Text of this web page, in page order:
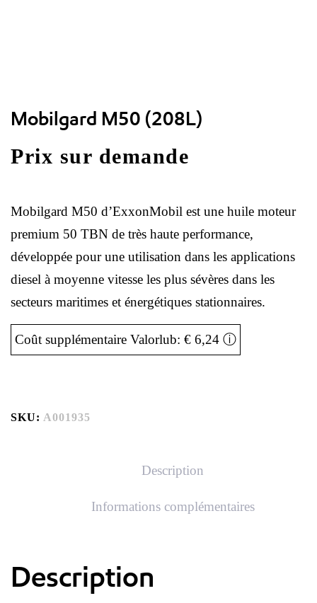
Mobilgard M50 (208L)
Prix sur demande
Mobilgard M50 d’ExxonMobil est une huile moteur
premium 50 TBN de très haute performance,
développée pour une utilisation dans les applications
diesel à moyenne vitesse les plus sévères dans les
secteurs maritimes et énergétiques stationnaires.
Coût supplémentaire Valorlub: € 6,24 ⓘ
SKU: A001935
Description
Informations complémentaires
Description